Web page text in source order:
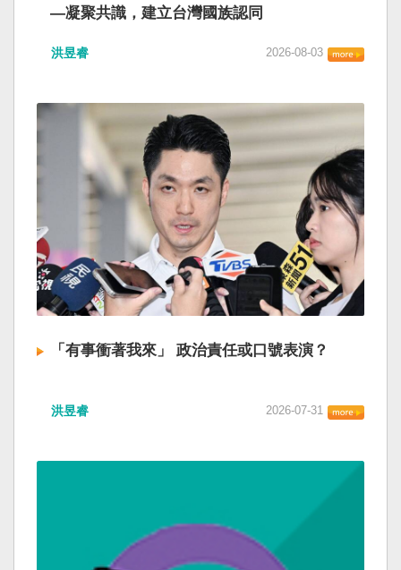
—凝聚共識，建立台灣國族認同
洪昱睿 2026-08-03
「有事衝著我來」 政治責任或口號表演？
洪昱睿 2026-07-31